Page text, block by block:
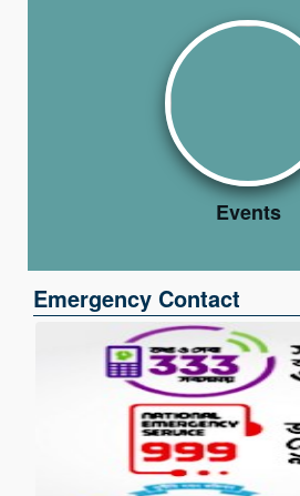
Events
Emergency Contact